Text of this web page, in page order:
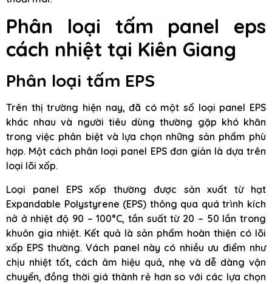
Phân loại tấm panel eps
cách nhiệt tại Kiên Giang
Phân loại tấm EPS
Trên thị trường hiện nay, đã có một số loại panel EPS
khác nhau và người tiêu dùng thường gặp khó khăn
trong việc phân biệt và lựa chọn những sản phẩm phù
hợp. Một cách phân loại panel EPS đơn giản là dựa trên
loại lõi xốp.
Loại panel EPS xốp thường được sản xuất từ hạt
Expandable Polystyrene (EPS) thông qua quá trình kích
nở ở nhiệt độ 90 – 100°C, tần suất từ 20 – 50 lần trong
khuôn gia nhiệt. Kết quả là sản phẩm hoàn thiện có lõi
xốp EPS thường. Vách panel này có nhiều ưu điểm như
chịu nhiệt tốt, cách âm hiệu quả, nhẹ và dễ dàng vận
chuyển, đồng thời giá thành rẻ hơn so với các lựa chọn